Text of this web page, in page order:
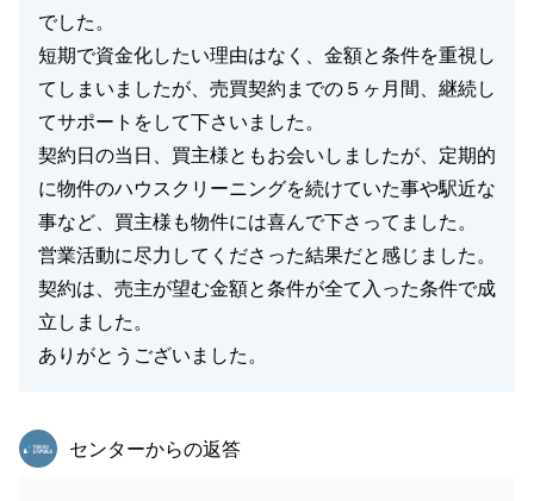
でした。
短期で資金化したい理由はなく、金額と条件を重視し
てしまいましたが、売買契約までの５ヶ月間、継続し
てサポートをして下さいました。
契約日の当日、買主様ともお会いしましたが、定期的
に物件のハウスクリーニングを続けていた事や駅近な
事など、買主様も物件には喜んで下さってました。
営業活動に尽力してくださった結果だと感じました。
契約は、売主が望む金額と条件が全て入った条件で成
立しました。
ありがとうございました。
東急リバブル
センターからの返答